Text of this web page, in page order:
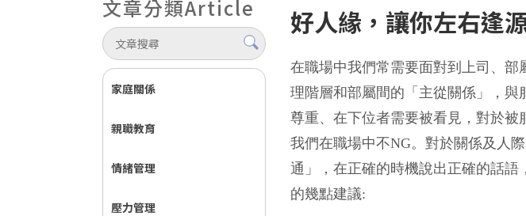
文章分類Article
家庭關係
親職教育
情緒管理
壓力管理
好人緣，讓你左右逢
在職場中我們常需要面對到上司、
理階層和部屬間的「主從關係」，
尊重、在下位者需要被看見，對於
我們在職場中不NG。對於關係及人
通」，在正確的時機說出正確的話
的幾點建議: